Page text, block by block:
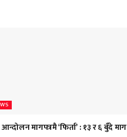
आन्दोलन मागपत्रमै ‘फिर्ता’ : १३ र ६ बुँदे माग